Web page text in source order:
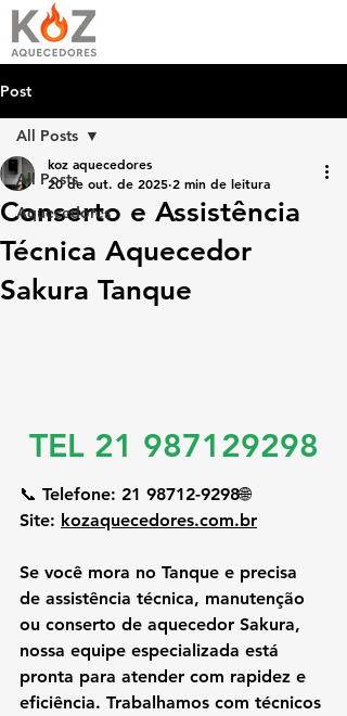
Post
All Posts
Aquecedores
All Posts
Conserto e Assistência
Técnica Aquecedor
Sakura Tanque
koz aquecedores
20 de out. de 2025 2 min de leitura
TEL 21 987129298
📞 Telefone: 21 98712-9298🌐
Site: kozaquecedores.com.br
Se você mora no Tanque e precisa
de assistência técnica, manutenção
ou conserto de aquecedor Sakura,
nossa equipe especializada está
pronta para atender com rapidez e
eficiência. Trabalhamos com técnicos